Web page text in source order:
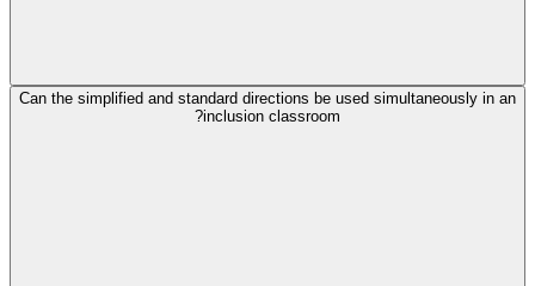
Can the simplified and standard directions be used simultaneously in an
inclusion classroom?